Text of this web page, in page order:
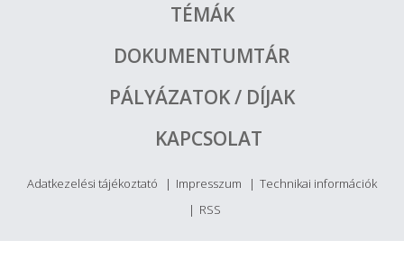
TÉMÁK
DOKUMENTUMTÁR
PÁLYÁZATOK / DÍJAK
KAPCSOLAT
Adatkezelési tájékoztató Impresszum
Technikai információk
RSS